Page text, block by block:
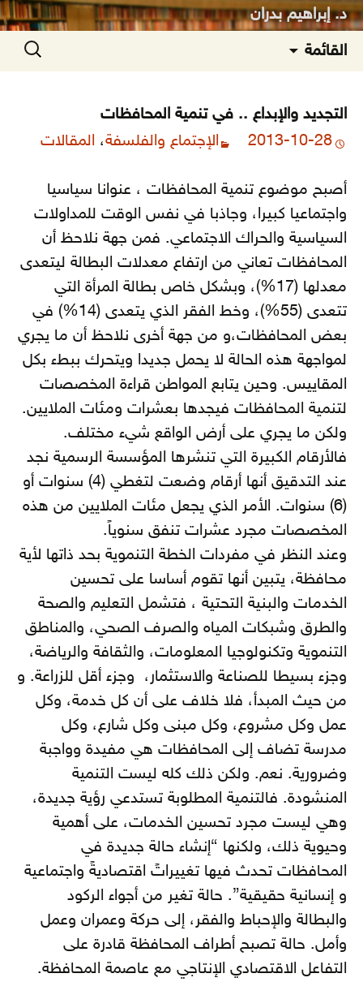
د. إبراهيم بدران
القائمة
إلى
البحث
عن:
التجديد والإبداع .. في تنمية المحافظات
2013-10-28
الإجتماع والفلسفة، المقالات
أصبح موضوع تنمية المحافظات ، عنوانا سياسيا
واجتماعيا كبيرا، وجاذبا في نفس الوقت للمداولات
السياسية والحراك الاجتماعي. فمن جهة نلاحظ أن
المحافظات تعاني من ارتفاع معدلات البطالة ليتعدى
معدلها (17%)، وبشكل خاص بطالة المرأة التي
تتعدى (55%)، وخط الفقر الذي يتعدى (14%) في
بعض المحافظات،و من جهة أخرى نلاحظ أن ما يجري
لمواجهة هذه الحالة لا يحمل جديدا ويتحرك ببطء بكل
المقاييس. وحين يتابع المواطن قراءة المخصصات
لتنمية المحافظات فيجدها بعشرات ومئات الملايين.
ولكن ما يجري على أرض الواقع شيء مختلف.
فالأرقام الكبيرة التي تنشرها المؤسسة الرسمية نجد
عند التدقيق أنها أرقام وضعت لتغطي (4) سنوات أو
(6) سنوات. الأمر الذي يجعل مئات الملايين من هذه
المخصصات مجرد عشرات تنفق سنوياً.
وعند النظر في مفردات الخطة التنموية بحد ذاتها لأية
محافظة، يتبين أنها تقوم أساسا على تحسين
الخدمات والبنية التحتية ، فتشمل التعليم والصحة
والطرق وشبكات المياه والصرف الصحي، والمناطق
التنموية وتكنولوجيا المعلومات، والثقافة والرياضة،
وجزء بسيطا للصناعة والاستثمار، وجزء أقل للزراعة. و
من حيث المبدأ، فلا خلاف على أن كل خدمة، وكل
عمل وكل مشروع، وكل مبنى وكل شارع، وكل
مدرسة تضاف إلى المحافظات هي مفيدة وواجبة
وضرورية. نعم. ولكن ذلك كله ليست التنمية
المنشودة. فالتنمية المطلوبة تستدعي رؤية جديدة،
وهي ليست مجرد تحسين الخدمات، على أهمية
وحيوية ذلك، ولكنها “إنشاء حالة جديدة في
المحافظات تحدث فيها تغييراتً اقتصاديةً واجتماعية
و إنسانية حقيقية”. حالة تغير من أجواء الركود
والبطالة والإحباط والفقر، إلى حركة وعمران وعمل
وأمل. حالة تصبح أطراف المحافظة قادرة على
التفاعل الاقتصادي الإنتاجي مع عاصمة المحافظة.